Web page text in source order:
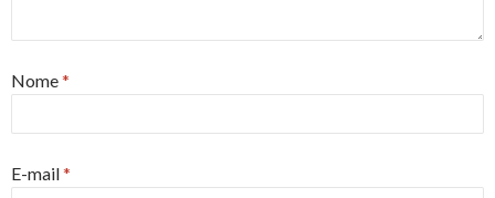
Nome*
E-mail*